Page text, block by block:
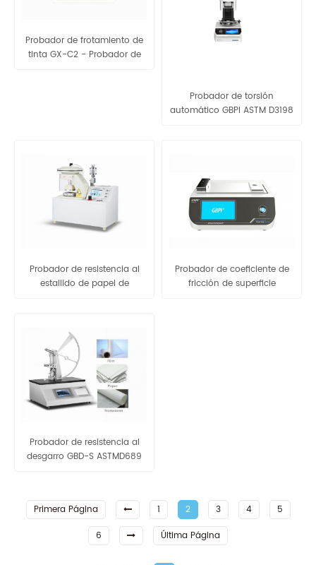
Probador de frotamiento de
tinta GX-C2 - Probador de
Probador de torsión
automático GBPI ASTM D3198
Probador de resistencia al
estallido de papel de
Probador de coeficiente de
fricción de superficie
Probador de resistencia al
desgarro GBD-S ASTMD689
Primera Página 1 2 3 4
5
6
Última Página